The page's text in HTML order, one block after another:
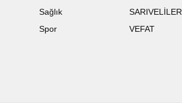
Sağlık
SARIVELİLER
Spor
VEFAT